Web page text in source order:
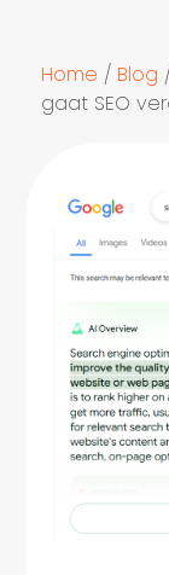
Home / Blog
gaat SEO